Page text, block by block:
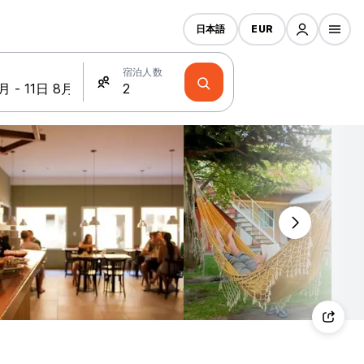
宿泊人数
日本語 EUR